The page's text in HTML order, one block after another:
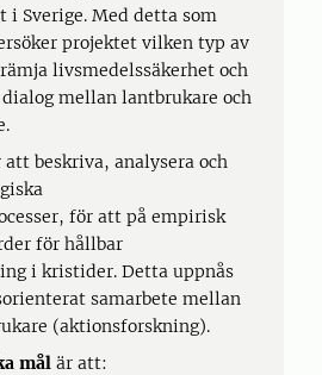
i Sverige. Med detta som
projektet vilken typ av
livsmedelssäkerhet och
mellan lantbrukare och
att beskriva, analysera och
för att på empirisk
för hållbar
i kristider. Detta uppnås
samarbete mellan
(aktionsforskning).
mål är att: